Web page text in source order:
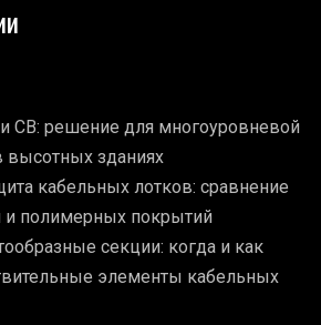
СВ: решение для многоуровневой
высотных зданиях
кабельных лотков: сравнение
и полимерных покрытий
секции: когда и как
элементы кабельных